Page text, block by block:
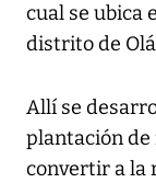
cual se ubica
distrito de
Allí se
plantación de
convertir a la